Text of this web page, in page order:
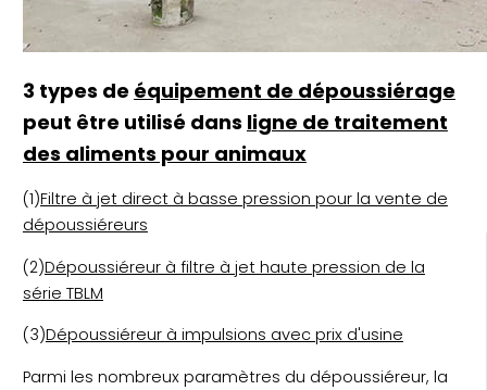
3 types de équipement de dépoussiérage
peut être utilisé dans ligne de traitement
des aliments pour animaux
(1)Filtre à jet direct à basse pression pour la vente de
dépoussiéreurs
(2)Dépoussiéreur à filtre à jet haute pression de la
série TBLM
(3)Dépoussiéreur à impulsions avec prix d'usine
Parmi les nombreux paramètres du dépoussiéreur, la